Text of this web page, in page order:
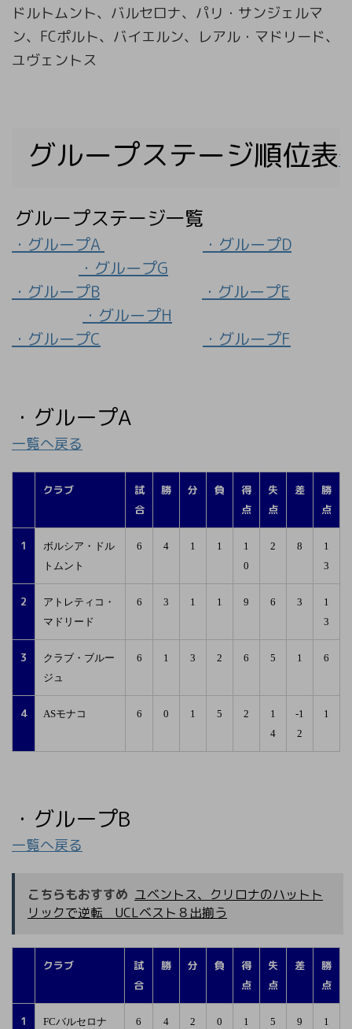
ドルトムント、バルセロナ、パリ・サンジェルマ
ン、FCポルト、バイエルン、レアル・マドリード、
ユヴェントス
グループステージ順位表
グループステージ一覧
・グループA
・グループD
・グループG
・グループB
・グループE
・グループH
・グループC
・グループF
・グループA
一覧へ戻る
クラブ
試
合
勝 分 負
得
点
失
点
差
勝
点
1
ボルシア・ドル
トムント
6 4 1 1
1
0
2 8
1
3
2
アトレティコ・
マドリード
6 3 1 1 9 6 3
1
3
3
クラブ・ブルー
ジュ
6 1 3 2 6 5 1 6
4 ASモナコ 6 0 1 5 2
1
4
-1
2
1
・グループB
一覧へ戻る
こちらもおすすめ ユベントス、クリロナのハットト
リックで逆転 UCLベスト８出揃う
クラブ
試
合
勝 分 負
得
点
失
点
差
勝
点
1 FCバルセロナ 6 4 2 0
1
5 9
1